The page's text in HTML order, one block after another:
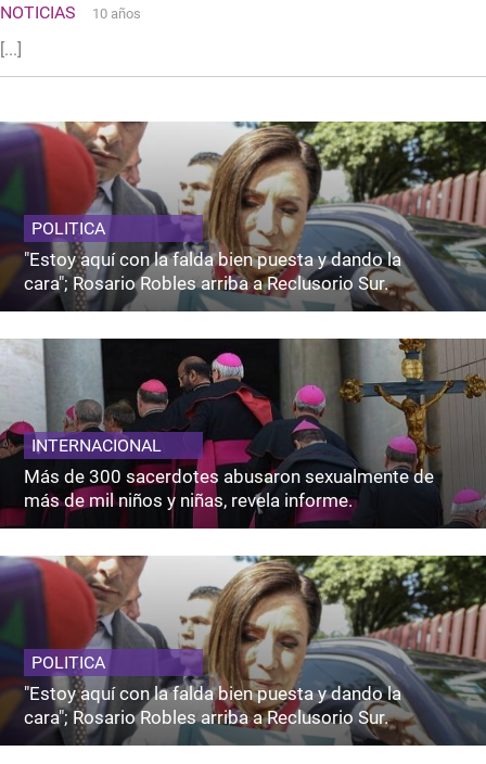
NOTICIAS 10 años
[...]
POLITICA
"Estoy aquí con la falda bien puesta y dando la
cara"; Rosario Robles arriba a Reclusorio Sur.
INTERNACIONAL
Más de 300 sacerdotes abusaron sexualmente de
más de mil niños y niñas, revela informe.
POLITICA
"Estoy aquí con la falda bien puesta y dando la
cara"; Rosario Robles arriba a Reclusorio Sur.